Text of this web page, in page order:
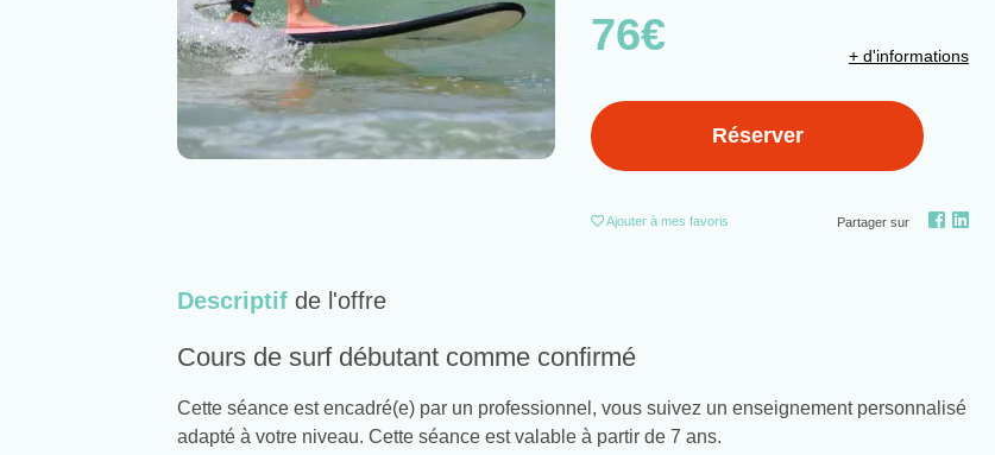
76€ + d'informations
Réserver
Ajouter à mes favoris Partager sur
Descriptif de l'offre
Cours de surf débutant comme confirmé
Cette séance est encadré(e) par un professionnel, vous suivez un enseignement personnalisé
adapté à votre niveau. Cette séance est valable à partir de 7 ans.